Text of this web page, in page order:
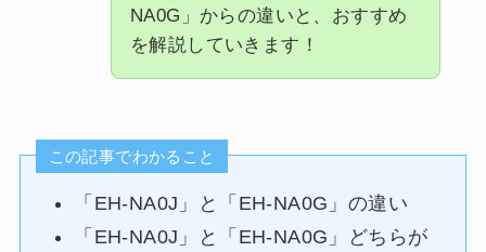
NA0G」からの違いと、おすすめ
を解説していきます！
この記事でわかること
「EH-NA0J」と「EH-NA0G」の違い
「EH-NA0J」と「EH-NA0G」どちらが